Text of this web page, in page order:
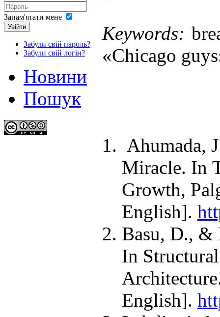
Keywords:
«Chicago
Ahumada,
Miracle. In
Growth,
English].
Basu, D., &
In
English].
Запам'ятати мене
Увійти
Забули свій пароль?
Забули свій логін?
Новини
Пошук